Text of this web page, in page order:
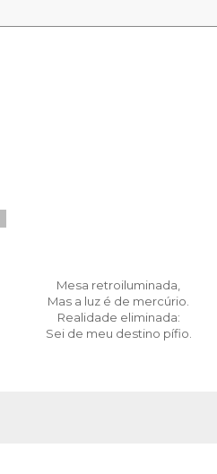
Mesa retroiluminada,
Mas a luz é de mercúrio.
Realidade eliminada:
Sei de meu destino pífio.